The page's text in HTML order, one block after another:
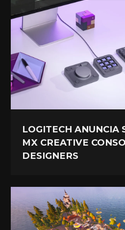
LOGITECH ANUNCIA
MX CREATIVE
DESIGNERS